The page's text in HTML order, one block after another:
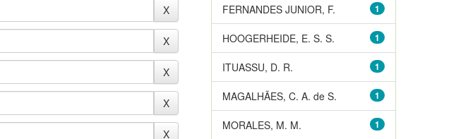
1
FERNANDES JUNIOR, F.
1
HOOGERHEIDE, E. S. S.
1
ITUASSU, D. R.
1
MAGALHÃES, C. A. de S.
1
MORALES, M. M.